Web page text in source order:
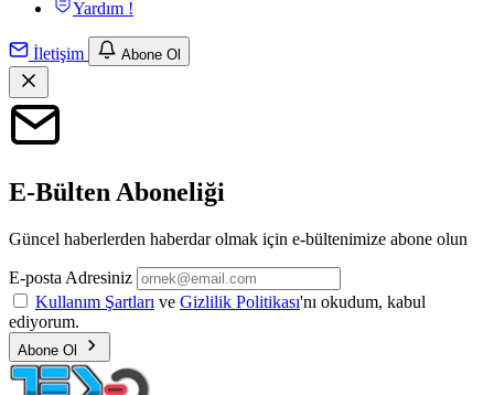
Yardım !
İletişim Abone Ol
E-Bülten Aboneliği
Güncel haberlerden haberdar olmak için e-bültenimize abone olun
E-posta Adresiniz
Kullanım Şartları ve Gizlilik Politikası'nı okudum, kabul
ediyorum.
Abone Ol